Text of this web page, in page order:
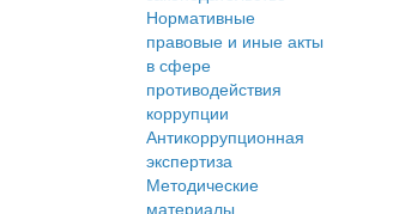
Нормативные
правовые и иные акты
в сфере
противодействия
коррупции
Антикоррупционная
экспертиза
Методические
материалы